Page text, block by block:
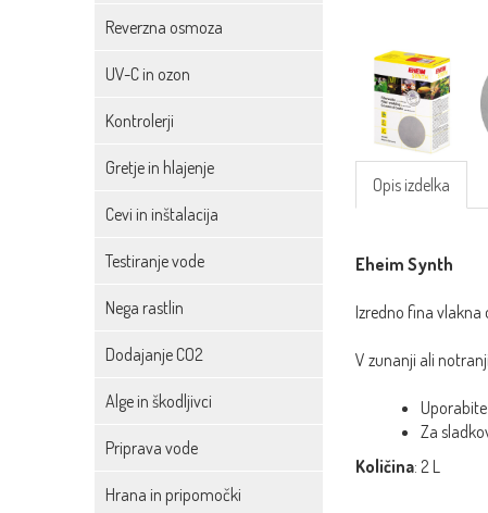
Reverzna osmoza
UV-C in ozon
Kontrolerji
Gretje in hlajenje
Cevi in inštalacija
Testiranje vode
Nega rastlin
Dodajanje CO2
Alge in škodljivci
Priprava vode
Hrana in pripomočki
Opis izdelka
Eheim Synth
Izredno fina vlakna
V zunanji ali
Za
Količina: 2 L